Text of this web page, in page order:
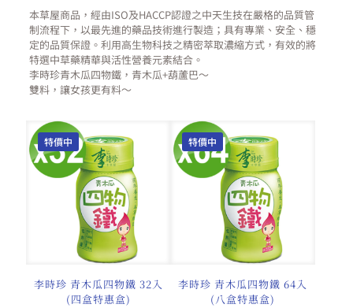
本草屋商品，經由ISO及HACCP認證之中天生技在嚴格的品質管
制流程下，以最先進的藥品技術進行製造；具有專業、安全、穩
定的品質保證。利用高生物科技之精密萃取濃縮方式，有效的將
特選中草藥精華與活性營養元素結合。
李時珍青木瓜四物鐵，青木瓜+葫蘆巴～
雙料，讓女孩更有料～
特價中
李時珍 青木瓜四物鐵 32入
(四盒特惠盒)
特價中
李時珍 青木瓜四物鐵 64入
(八盒特惠盒)